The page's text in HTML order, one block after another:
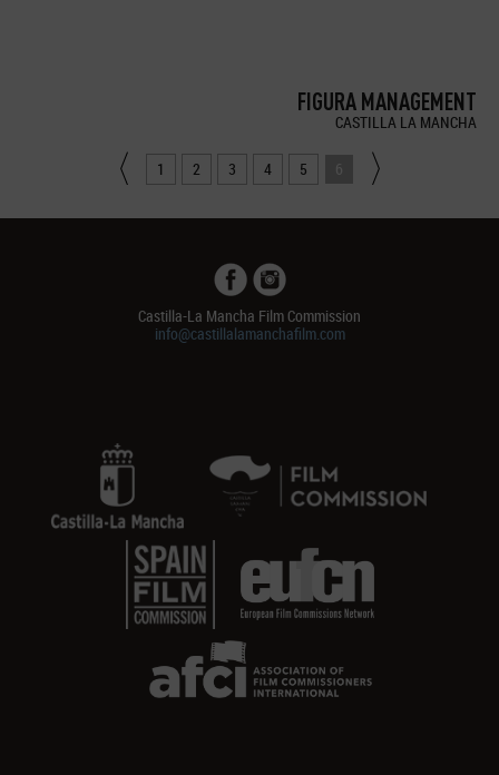
FIGURA MANAGEMENT
CASTILLA LA MANCHA
1 2 3 4 5 6
Castilla-La Mancha Film Commission
info@castillalamanchafilm.com